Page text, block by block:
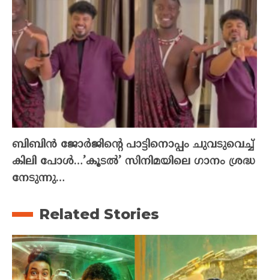
ബിബിൻ ജോർജിന്റെ പാട്ടിനൊപ്പം ചുവടുവെച്ച്
കിലി പോൾ…’കൂടൽ’ സിനിമയിലെ ഗാനം ശ്രദ്ധ
നേടുന്നു…
Related Stories